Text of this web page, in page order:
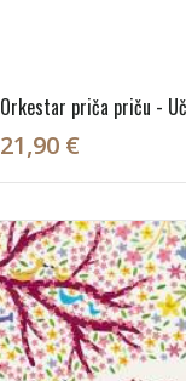
Orkestar priča priču -
21,90 €